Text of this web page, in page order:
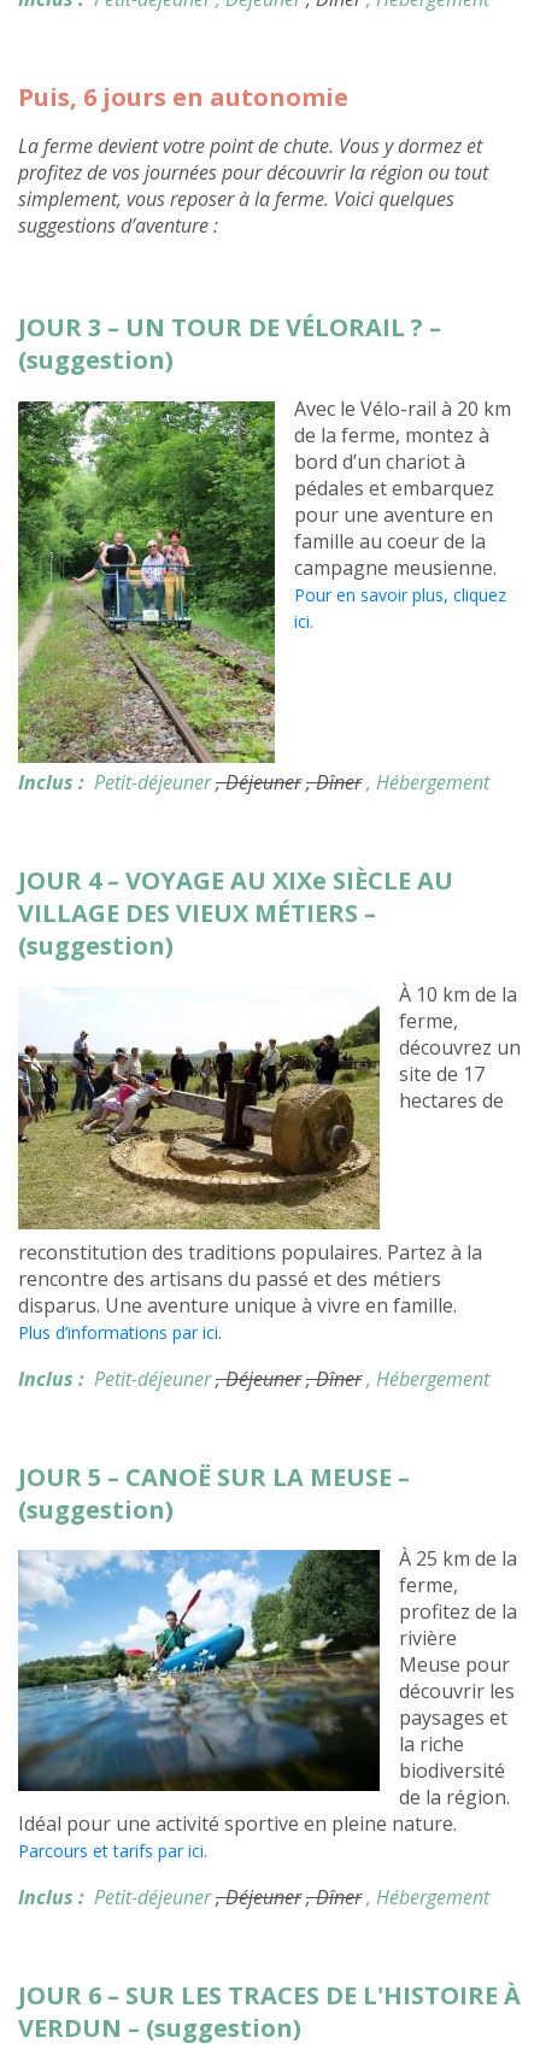
Puis, 6 jours en autonomie
La ferme devient votre point de chute. Vous y dormez et
profitez de vos journées pour découvrir la région ou tout
simplement, vous reposer à la ferme. Voici quelques
suggestions d’aventure :
JOUR 3 – UN TOUR DE VÉLORAIL ? –
(suggestion)
Avec le Vélo-rail à 20 km
de la ferme, montez à
bord d’un chariot à
pédales et embarquez
pour une aventure en
famille au coeur de la
campagne meusienne.
Pour en savoir plus, cliquez
ici.
Inclus : Petit-déjeuner, Déjeuner, Dîner, Hébergement
JOUR 4 – VOYAGE AU XIXe SIÈCLE AU
VILLAGE DES VIEUX MÉTIERS –
(suggestion)
À 10 km de la
ferme,
découvrez un
site de 17
hectares de
reconstitution des traditions populaires. Partez à la
rencontre des artisans du passé et des métiers
disparus. Une aventure unique à vivre en famille.
Plus d’informations par ici.
Inclus : Petit-déjeuner, Déjeuner, Dîner, Hébergement
JOUR 5 – CANOË SUR LA MEUSE –
(suggestion)
À 25 km de la
ferme,
profitez de la
rivière
Meuse pour
découvrir les
paysages et
la riche
biodiversité
de la région.
Idéal pour une activité sportive en pleine nature.
Parcours et tarifs par ici.
Inclus : Petit-déjeuner, Déjeuner, Dîner, Hébergement
JOUR 6 – SUR LES TRACES DE L'HISTOIRE À
VERDUN – (suggestion)